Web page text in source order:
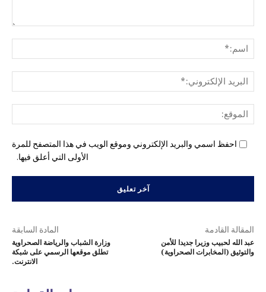
احفظ اسمي والبريد الإلكتروني وموقع الويب في هذا المتصفح للمرة
الأولى التي أعلق فيها.
المادة السابقة
وزارة الشباب والرياضة الصحراوية
تطلق موقعها الرسمي على شبكة
الانترنت.
المقالة القادمة
عبد الله لحبيب وزيرا جديدا للأمن
والتوثيق (المخابرات الصحراوية)